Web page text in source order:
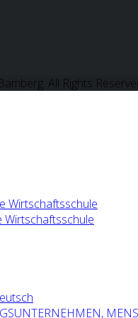
All Rights
Wirtschaftsschule
Wirtschaftsschule